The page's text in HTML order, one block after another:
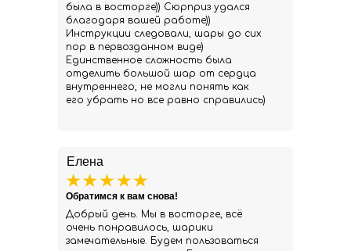
Елена
Добрый день. Мы в восторге, всё
очень понравилось, шарики
замечательные. Будем пользоваться
Обратимся к вам снова!
была в восторге)) Сюрприз удался
благодаря вашей работе))
Инструкции следовали, шары до сих
пор в первозданном виде)
Единственное сложность была
отделить большой шар от сердца
внутреннего, не могли понять как
его убрать но все равно справились)